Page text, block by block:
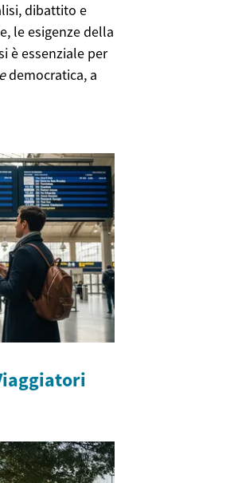
dibattito e
le esigenze della
è essenziale per
democratica, a